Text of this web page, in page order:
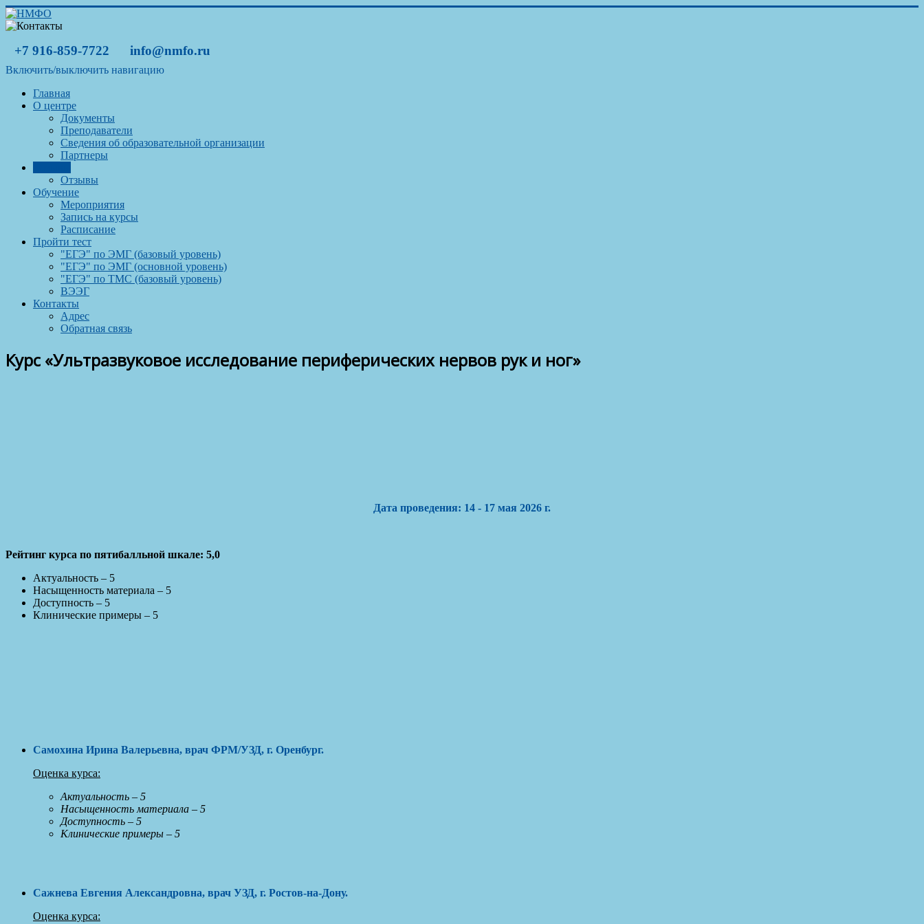
+7 916-859-7722 info@nmfo.ru
Включить/выключить навигацию
Главная
О центре
Документы
Преподаватели
Сведения об образовательной организации
Партнеры
Отзывы
Обучение
Мероприятия
Запись на курсы
Расписание
Пройти тест
"ЕГЭ" по ЭМГ (базовый уровень)
"ЕГЭ" по ЭМГ (основной уровень)
"ЕГЭ" по ТМС (базовый уровень)
ВЭЭГ
Контакты
Адрес
Обратная связь
Курс «Ультразвуковое исследование периферических нервов рук и ног»
Дата проведения: 14 - 17 мая 2026 г.
Рейтинг курса по пятибалльной шкале: 5,0
Актуальность – 5
Насыщенность материала – 5
Доступность – 5
Клинические примеры – 5
Самохина Ирина Валерьевна, врач ФРМ/УЗД, г. Оренбург.
Оценка курса:
Актуальность – 5
Насыщенность материала – 5
Доступность – 5
Клинические примеры – 5
Сажнева Евгения Александровна, врач УЗД, г. Ростов-на-Дону.
Оценка курса: